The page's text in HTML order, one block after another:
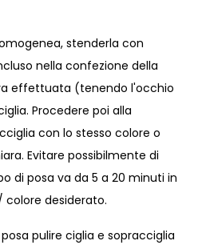
stenderla con
nella confezione della
effettuata (tenendo l'occhio
Procedere poi alla
con lo stesso colore o
Evitare possibilmente di
di posa va da 5 a 20 minuti in
desiderato.
pulire ciglia e sopracciglia